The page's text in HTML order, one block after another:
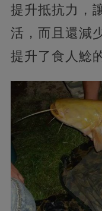
提升抵抗力，
活，而且還減
提升了食人鯰